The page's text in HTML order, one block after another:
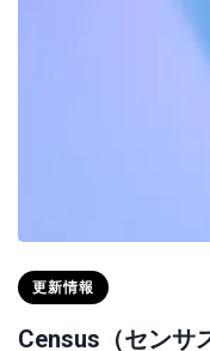
更新情報
Census（センサ